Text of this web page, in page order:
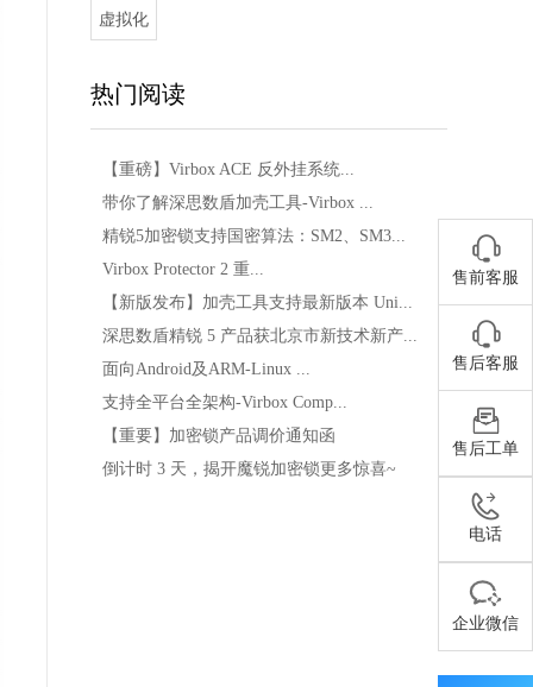
虚拟化
热门阅读
【重磅】Virbox ACE 反外挂系统...
带你了解深思数盾加壳工具-Virbox ...
精锐5加密锁支持国密算法：SM2、SM3...
Virbox Protector 2 重...
【新版发布】加壳工具支持最新版本 Uni...
深思数盾精锐 5 产品获北京市新技术新产...
面向Android及ARM-Linux ...
支持全平台全架构-Virbox Comp...
【重要】加密锁产品调价通知函
倒计时 3 天，揭开魔锐加密锁更多惊喜~
售前客服
售后客服
售后工单
电话
企业微信